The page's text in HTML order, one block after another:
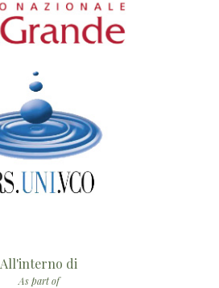
All'interno di
As part of